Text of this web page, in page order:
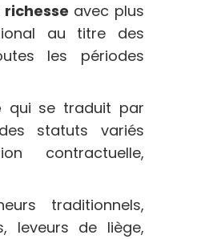
richesse avec plus
au titre des
les périodes
qui se traduit par
statuts variés
contractuelle,
traditionnels,
leveurs de liège,